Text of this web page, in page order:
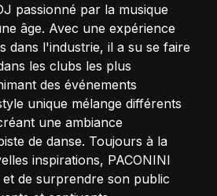
passionné par la musique
âge. Avec une expérience
dans l'industrie, il a su se faire
les clubs les plus
des événements
unique mélange différents
une ambiance
de danse. Toujours à la
inspirations, PACONINI
de surprendre son public